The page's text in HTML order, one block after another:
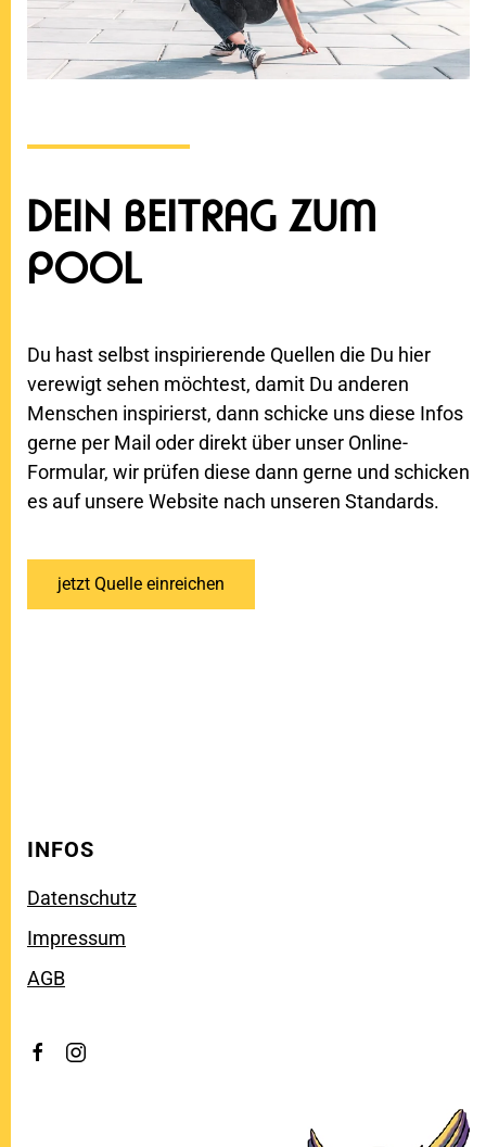
DEIN BEITRAG ZUM
POOL
Du hast selbst inspirierende Quellen die Du hier
verewigt sehen möchtest, damit Du anderen
Menschen inspirierst, dann schicke uns diese Infos
gerne per Mail oder direkt über unser Online-
Formular, wir prüfen diese dann gerne und schicken
es auf unsere Website nach unseren Standards.
jetzt Quelle einreichen
INFOS
Datenschutz
Impressum
AGB